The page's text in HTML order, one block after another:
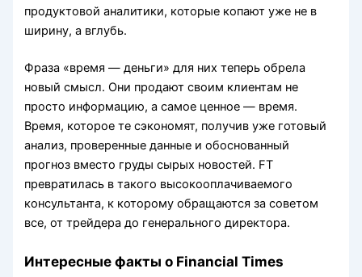
продуктовой аналитики, которые копают уже не в
ширину, а вглубь.
Фраза «время — деньги» для них теперь обрела
новый смысл. Они продают своим клиентам не
просто информацию, а самое ценное — время.
Время, которое те сэкономят, получив уже готовый
анализ, проверенные данные и обоснованный
прогноз вместо груды сырых новостей. FT
превратилась в такого высокооплачиваемого
консультанта, к которому обращаются за советом
все, от трейдера до генерального директора.
Интересные факты о Financial Times